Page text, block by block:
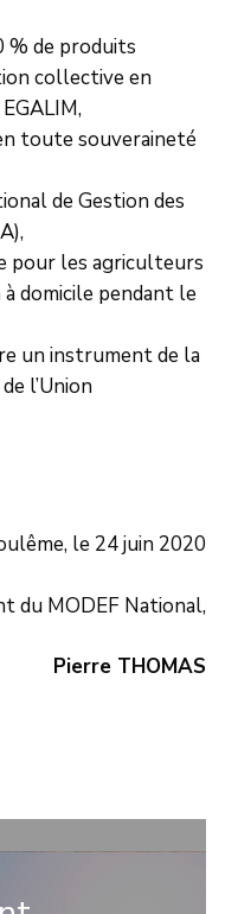
% de produits
collective en
toute souveraineté
de Gestion des
pour les agriculteurs
domicile pendant le
un instrument de la
l’Union
le 24 juin 2020
du MODEF National,
Pierre THOMAS